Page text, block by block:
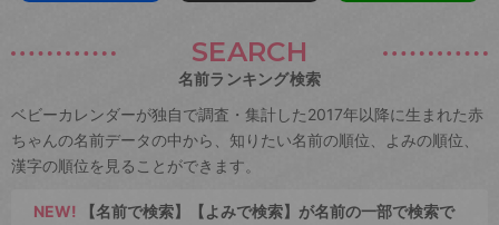
SEARCH
名前ランキング検索
ベビーカレンダーが独自で調査・集計した2017年以降に生まれた赤
ちゃんの名前データの中から、知りたい名前の順位、よみの順位、
漢字の順位を見ることができます。
NEW! 【名前で検索】【よみで検索】が名前の一部で検索で